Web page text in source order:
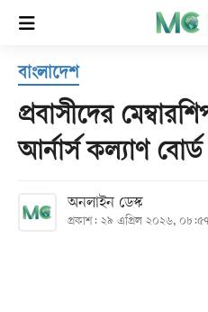
হোম
সর্বশেষ
বিভাগ
বাংলাদেশ
প্রবাসীদের
আর্নার্স কল্যাণ বোর্ড
অনলাইন ডেস্ক
প্রকাশ: ২৯ এপ্রিল ২০২৬, ০৮:৫৭